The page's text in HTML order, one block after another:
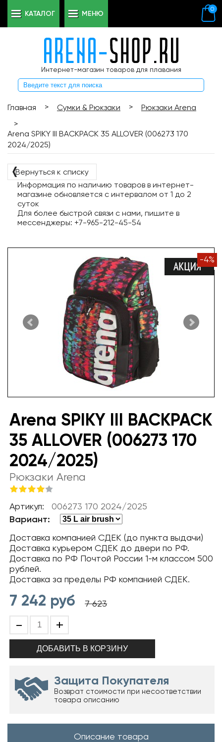
Интернет-магазин товаров для плавания
0
КАТАЛОГ МЕНЮ
Главная > Сумки & Рюкзаки >
Рюкзаки Arena
>
Arena SPIKY III BACKPACK 35 ALLOVER (006273 170
2024/2025)
❬Вернуться к списку
Информация по наличию товаров в интернет-
магазине обновляется с интервалом от 1 до 2
суток
Для более быстрой связи с нами, пишите в
мессенджеры: +7-965-212-45-54
-4%
Arena SPIKY III BACKPACK
35 ALLOVER (006273 170
2024/2025)
Рюкзаки Arena
Артикул: 006273 170 2024/2025
Вариант:
Доставка компанией СДЕК (до пункта выдачи)
Доставка курьером СДЕК до двери по РФ.
Доставка по РФ Почтой России 1-м классом 500
рублей.
Доставка за пределы РФ компанией СДЕК.
7 242 руб 7 623
- +
Защита Покупателя
Возврат стоимости при несоответствии
товара описанию
Описание товара